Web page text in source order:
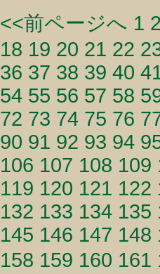
<<前ページへ 1
18 19 20 21 22
36 37 38 39 40
54 55 56 57 58
72 73 74 75 76
90 91 92 93 94
106 107 108 109
119 120 121 122
132 133 134 135
145 146 147 148
158 159 160 161